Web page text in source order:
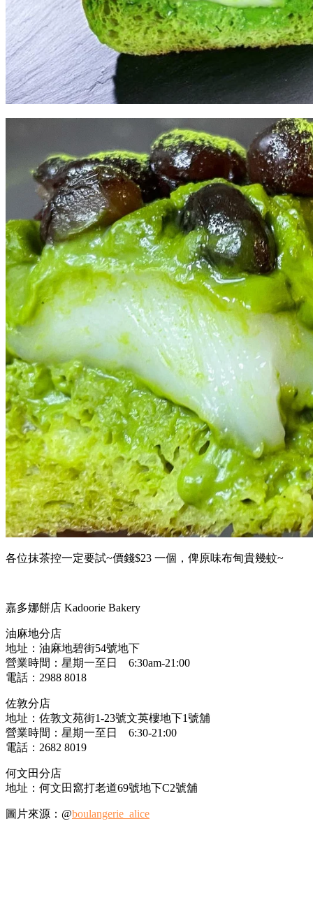
各位抹茶控一定要試~價錢$23 一個，俾原味布甸貴幾蚊~
嘉多娜餅店 Kadoorie Bakery
油麻地分店
地址：油麻地碧街54號地下
營業時間：星期一至日 6:30am-21:00
電話：2988 8018
佐敦分店
地址：佐敦文苑街1-23號文英樓地下1號舖
營業時間：星期一至日 6:30-21:00
電話：2682 8019
何文田分店
地址：何文田窩打老道69號地下C2號舖
圖片來源：@boulangerie_alice